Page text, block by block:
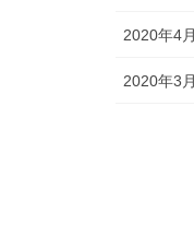
2020年4月
2020年3月